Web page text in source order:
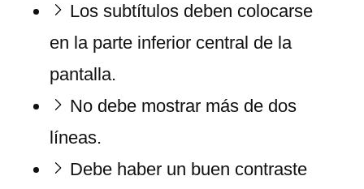
Los subtítulos deben colocarse
en la parte inferior central de la
pantalla.
No debe mostrar más de dos
líneas.
Debe haber un buen contraste